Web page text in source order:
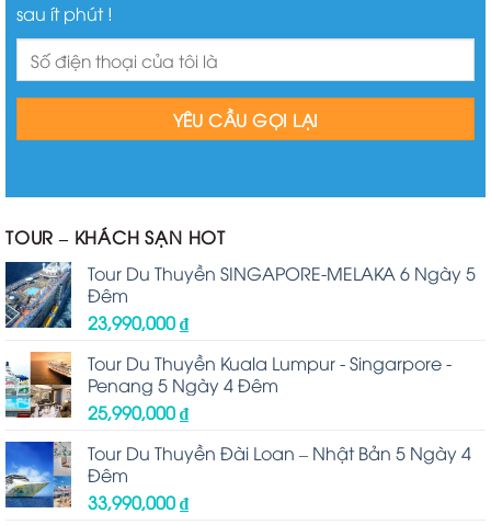
sau ít phút !
TOUR – KHÁCH SẠN HOT
Tour Du Thuyền SINGAPORE-MELAKA 6 Ngày 5
Đêm
23,990,000₫
Tour Du Thuyền Kuala Lumpur - Singarpore -
Penang 5 Ngày 4 Đêm
25,990,000₫
Tour Du Thuyền Đài Loan – Nhật Bản 5 Ngày 4
Đêm
33,990,000₫